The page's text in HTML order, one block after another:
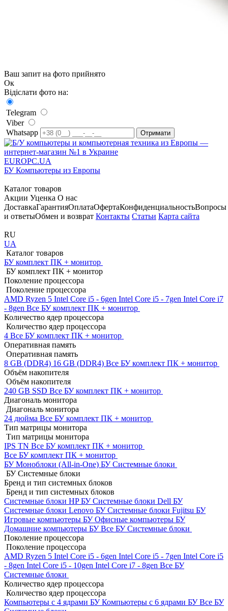
Ваш запит на фото прийнято
Ок
Відіслати фото на:
Telegram
Viber
Whatsapp
EUROPC.UA
БУ Компьютеры из Европы
Каталог товаров
Акции Уценка О нас
ДоставкаГарантияОплатаОфертаКонфиденциальностьВопросы
и ответыОбмен и возврат Контакты Статьи Карта сайта
RU
UA
Каталог товаров
БУ комплект ПК + монитор
БУ комплект ПК + монитор
Поколение процессора
Поколение процессора
AMD Ryzen 5 Intel Core i5 - 6gen Intel Core i5 - 7gen Intel Core i7
- 8gen Все БУ комплект ПК + монитор
Количество ядер процессора
Количество ядер процессора
4 Все БУ комплект ПК + монитор
Оперативная память
Оперативная память
8 GB (DDR4) 16 GB (DDR4) Все БУ комплект ПК + монитор
Объём накопителя
Объём накопителя
240 GB SSD Все БУ комплект ПК + монитор
Диагональ монитора
Диагональ монитора
24 дюйма Все БУ комплект ПК + монитор
Тип матрицы монитора
Тип матрицы монитора
IPS TN Все БУ комплект ПК + монитор
Все БУ комплект ПК + монитор
БУ Моноблоки (All-in-One) БУ Системные блоки
БУ Системные блоки
Бренд и тип системных блоков
Бренд и тип системных блоков
Системные блоки HP БУСистемные блоки Dell БУ
Системные блоки Lenovo БУСистемные блоки Fujitsu БУ
Игровые компьютеры БУОфисные компьютеры БУ
Домашние компьютеры БУВсе БУ Системные блоки
Поколение процессора
Поколение процессора
AMD Ryzen 5 Intel Core i5 - 6gen Intel Core i5 - 7gen Intel Core i5
- 8gen Intel Core i5 - 10gen Intel Core i7 - 8gen Все БУ
Системные блоки
Количество ядер процессора
Количество ядер процессора
Компьютеры с 4 ядрами БУКомпьютеры с 6 ядрами БУВсе БУ